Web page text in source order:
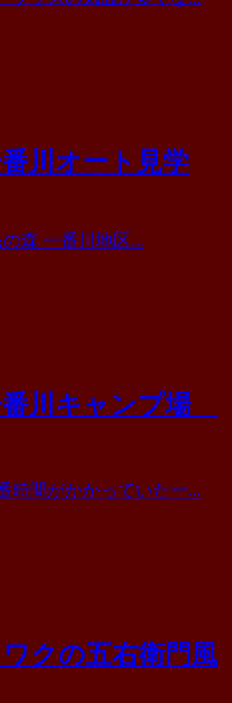
川オート見学
森 一番川地区...
番川キャンプ場
時間がかかっていた一...
クの五右衛門風